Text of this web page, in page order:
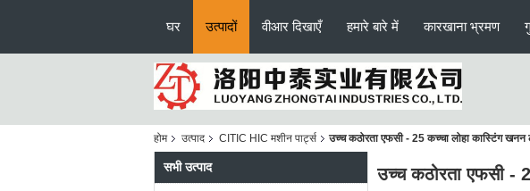
घर उत्पादों वीआर दिखाएँ हमारे बारे में कारखाना भ्रमण
होम उत्पाद CITIC HIC मशीन पार्ट्स उच्च कठोरता एफसी - 25 कच्चा लोहा कास्टिंग
सभी उत्पाद उच्च कठोरता एफसी -